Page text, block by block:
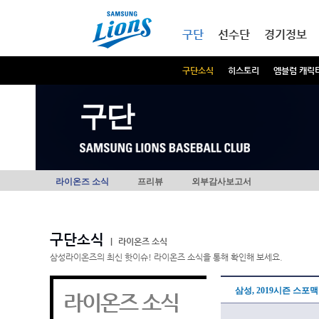
구단
구단소식 히스토리 엠블럼 캐릭
선수단 경기정보
구단
라이온즈 소식 프리뷰 외부감사보고서
구단소식
라이온즈 소식
삼성라이온즈의 최신 핫이슈! 라이온즈 소식을 통해 확인해 보세요.
라이온즈 소식 삼성, 2019시즌 스포